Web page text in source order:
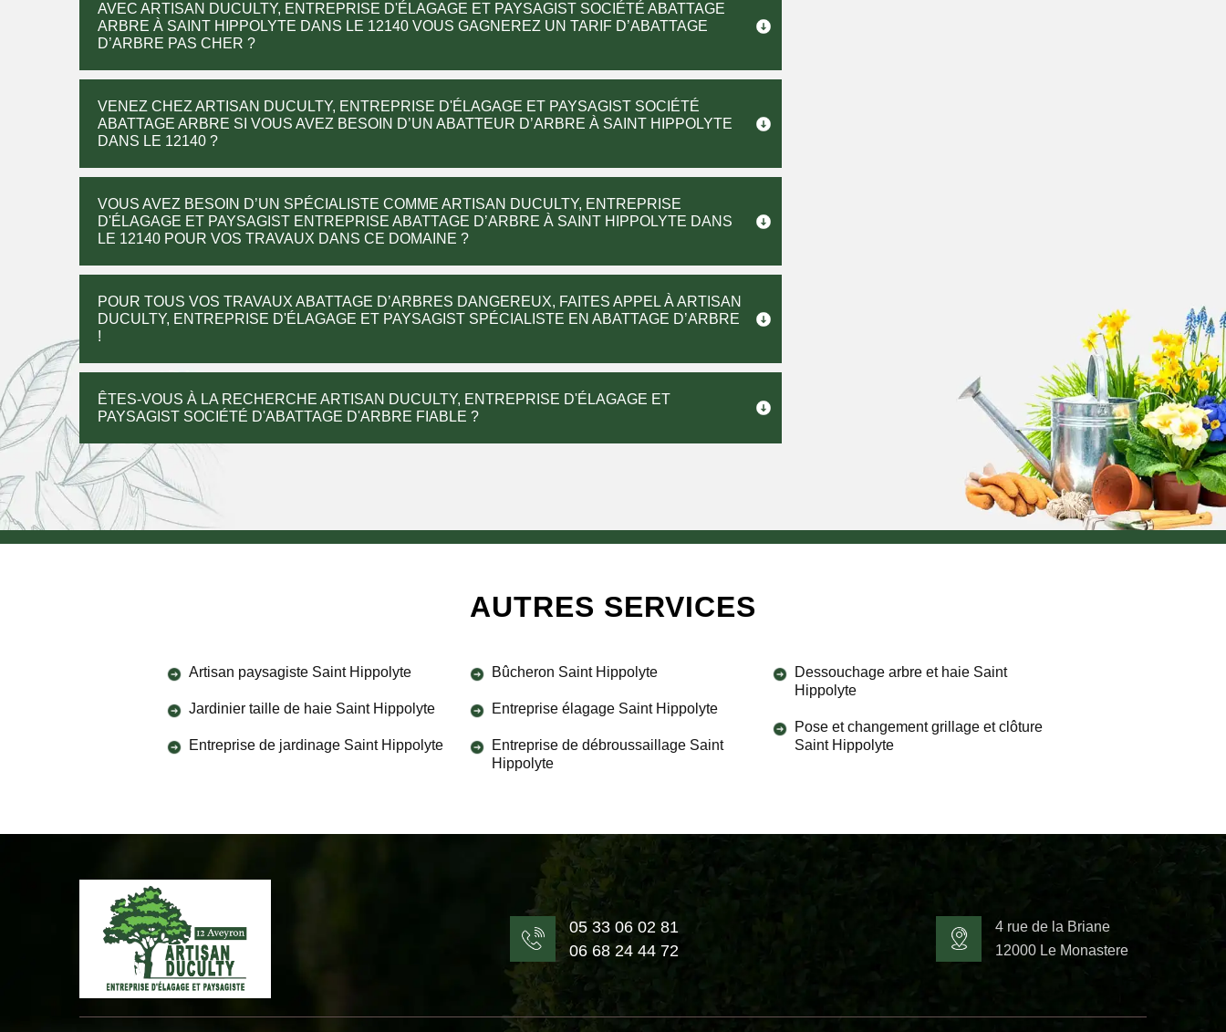
AVEC ARTISAN DUCULTY, ENTREPRISE D'ÉLAGAGE ET PAYSAGIST SOCIÉTÉ ABATTAGE
ARBRE À SAINT HIPPOLYTE DANS LE 12140 VOUS GAGNEREZ UN TARIF D’ABATTAGE
D’ARBRE PAS CHER ?
VENEZ CHEZ ARTISAN DUCULTY, ENTREPRISE D'ÉLAGAGE ET PAYSAGIST SOCIÉTÉ
ABATTAGE ARBRE SI VOUS AVEZ BESOIN D’UN ABATTEUR D’ARBRE À SAINT HIPPOLYTE
DANS LE 12140 ?
VOUS AVEZ BESOIN D’UN SPÉCIALISTE COMME ARTISAN DUCULTY, ENTREPRISE
D'ÉLAGAGE ET PAYSAGIST ENTREPRISE ABATTAGE D’ARBRE À SAINT HIPPOLYTE DANS
LE 12140 POUR VOS TRAVAUX DANS CE DOMAINE ?
POUR TOUS VOS TRAVAUX ABATTAGE D’ARBRES DANGEREUX, FAITES APPEL À ARTISAN
DUCULTY, ENTREPRISE D'ÉLAGAGE ET PAYSAGIST SPÉCIALISTE EN ABATTAGE D’ARBRE
!
ÊTES-VOUS À LA RECHERCHE ARTISAN DUCULTY, ENTREPRISE D'ÉLAGAGE ET
PAYSAGIST SOCIÉTÉ D'ABATTAGE D'ARBRE FIABLE ?
AUTRES SERVICES
Artisan paysagiste Saint Hippolyte
Jardinier taille de haie Saint Hippolyte
Entreprise de jardinage Saint Hippolyte
Bûcheron Saint Hippolyte
Entreprise élagage Saint Hippolyte
Entreprise de débroussaillage Saint
Hippolyte
Dessouchage arbre et haie Saint
Hippolyte
Pose et changement grillage et clôture
Saint Hippolyte
05 33 06 02 81
06 68 24 44 72
4 rue de la Briane
12000 Le Monastere